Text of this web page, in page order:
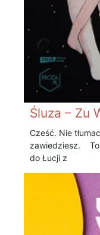
Śluza – Zu
Cześć. Nie
zawiedziesz. To
do Łucji z